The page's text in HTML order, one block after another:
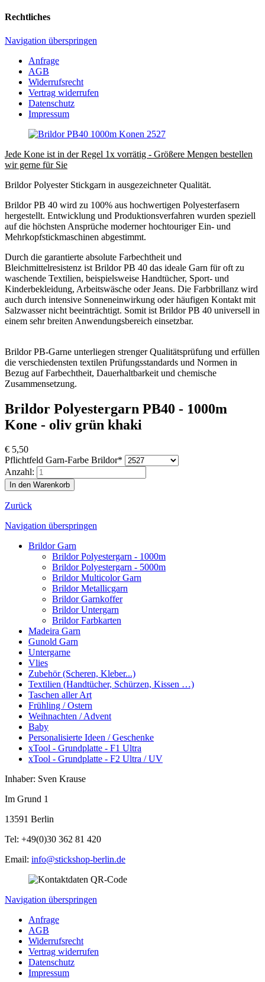
Rechtliches
Navigation überspringen
Anfrage
AGB
Widerrufsrecht
Vertrag widerrufen
Datenschutz
Impressum
Jede Kone ist in der Regel 1x vorrätig - Größere Mengen bestellen
wir gerne für Sie
Brildor Polyester Stickgarn in ausgezeichneter Qualität.
Brildor PB 40 wird zu 100% aus hochwertigen Polyesterfasern
hergestellt. Entwicklung und Produktionsverfahren wurden speziell
auf die höchsten Ansprüche moderner hochtouriger Ein- und
Mehrkopfstickmaschinen abgestimmt.
Durch die garantierte absolute Farbechtheit und
Bleichmittelresistenz ist Brildor PB 40 das ideale Garn für oft zu
waschende Textilien, beispielsweise Handtücher, Sport- und
Kinderbekleidung, Arbeitswäsche oder Jeans. Die Farbbrillanz wird
auch durch intensive Sonneneinwirkung oder häufigen Kontakt mit
Salzwasser nicht beeinträchtigt. Somit ist Brildor PB 40 universell in
einem sehr breiten Anwendungsbereich einsetzbar.
Brildor PB-Garne unterliegen strenger Qualitätsprüfung und erfüllen
die verschiedensten textilen Prüfungsstandards und Normen in
Bezug auf Farbechtheit, Dauerhaltbarkeit und chemische
Zusammensetzung.
Brildor Polyestergarn PB40 - 1000m
Kone - oliv grün khaki
€ 5,50
Pflichtfeld Garn-Farbe Brildor*
Anzahl:
Zurück
Navigation überspringen
Brildor Garn
Brildor Polyestergarn - 1000m
Brildor Polyestergarn - 5000m
Brildor Multicolor Garn
Brildor Metallicgarn
Brildor Garnkoffer
Brildor Untergarn
Brildor Farbkarten
Madeira Garn
Gunold Garn
Untergarne
Vlies
Zubehör (Scheren, Kleber...)
Textilien (Handtücher, Schürzen, Kissen …)
Taschen aller Art
Frühling / Ostern
Weihnachten / Advent
Baby
Personalisierte Ideen / Geschenke
xTool - Grundplatte - F1 Ultra
xTool - Grundplatte - F2 Ultra / UV
Inhaber: Sven Krause
Im Grund 1
13591 Berlin
Tel: +49(0)30 362 81 420
Email: info@stickshop-berlin.de
Navigation überspringen
Anfrage
AGB
Widerrufsrecht
Vertrag widerrufen
Datenschutz
Impressum